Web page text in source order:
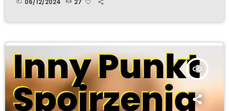
06/12/2024 27
insert_link